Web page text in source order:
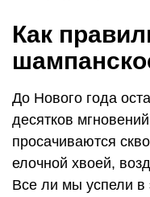
Как
До Нового года
десятков
просачиваются
елочной хвоей,
Все ли мы успели в